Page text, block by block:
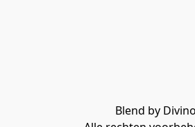
Blend by Divino